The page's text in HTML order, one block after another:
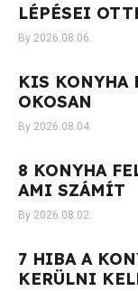
LÉPÉSEI
2026.08.06.
KIS KONYHA
OKOSAN
2026.08.04.
8 KONYHA
AMI SZÁMÍT
2026.08.02.
7 HIBA A
KERÜLNI